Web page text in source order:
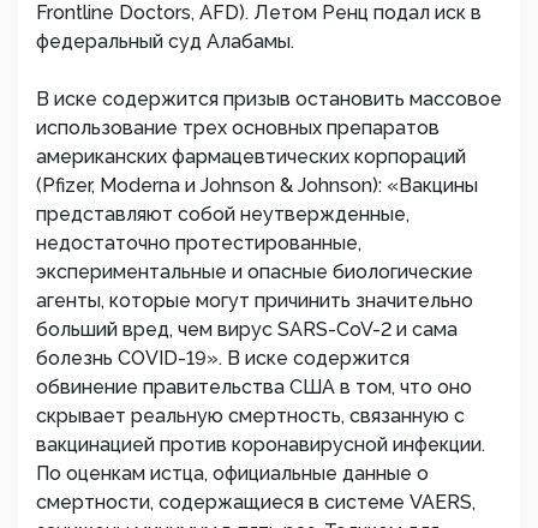
Frontline Doctors, AFD). Летом Ренц подал иск в
федеральный суд Алабамы.
В иске содержится призыв остановить массовое
использование трех основных препаратов
американских фармацевтических корпораций
(Pfizer, Moderna и Johnson & Johnson): «Вакцины
представляют собой неутвержденные,
недостаточно протестированные,
экспериментальные и опасные биологические
агенты, которые могут причинить значительно
больший вред, чем вирус SARS-CoV-2 и сама
болезнь COVID-19». В иске содержится
обвинение правительства США в том, что оно
скрывает реальную смертность, связанную с
вакцинацией против коронавирусной инфекции.
По оценкам истца, официальные данные о
смертности, содержащиеся в системе VAERS,